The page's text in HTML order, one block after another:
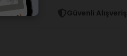
Güvenli Alışveriş